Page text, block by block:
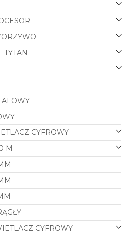
z dynamicznym stylem
okrągłym
intuicyjne korzystanie z
pasek z silikonu w
dodatkowy komfort
do każdej
monitorowanie
smartfonowe czy
stanie się
podczas treningów,
obowiązków. Dodatkowo,
użytkownikowi
zegarka nawet podczas
czy pływania.
męskiGarmin
propozycja dla mężczyzn,
styl, ale również o
podczas aktywnego trybu
charakteru z
sprawi, że każdy dzień
efektywny i stylowy.
TYTAN
CYFROWY
M
CYFROWY